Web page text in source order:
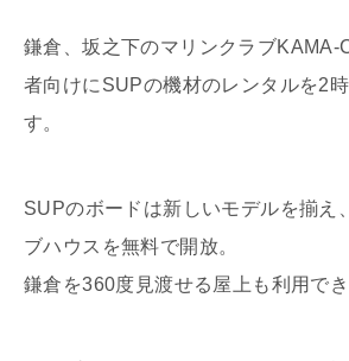
鎌倉、坂之下のマリンクラブKAMA-
者向けにSUPの機材のレンタルを2
す。
SUPのボードは新しいモデルを揃え
ブハウスを無料で開放。
鎌倉を360度見渡せる屋上も利用でき